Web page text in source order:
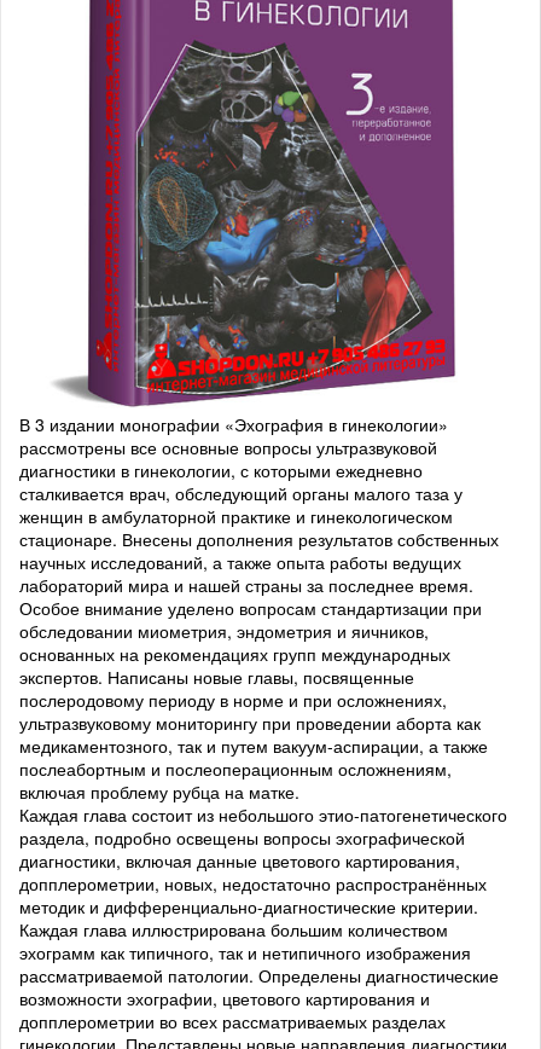
В 3 издании монографии «Эхография в гинекологии»
рассмотрены все основные вопросы ультразвуковой
диагностики в гинекологии, с которыми ежедневно
сталкивается врач, обследующий органы малого таза у
женщин в амбулаторной практике и гинекологическом
стационаре. Внесены дополнения результатов собственных
научных исследований, а также опыта работы ведущих
лабораторий мира и нашей страны за последнее время.
Особое внимание уделено вопросам стандартизации при
обследовании миометрия, эндометрия и яичников,
основанных на рекомендациях групп международных
экспертов. Написаны новые главы, посвященные
послеродовому периоду в норме и при осложнениях,
ультразвуковому мониторингу при проведении аборта как
медикаментозного, так и путем вакуум-аспирации, а также
послеабортным и послеоперационным осложнениям,
включая проблему рубца на матке.
Каждая глава состоит из небольшого этио-патогенетического
раздела, подробно освещены вопросы эхографической
диагностики, включая данные цветового картирования,
допплерометрии, новых, недостаточно распространённых
методик и дифференциально-диагностические критерии.
Каждая глава иллюстрирована большим количеством
эхограмм как типичного, так и нетипичного изображения
рассматриваемой патологии. Определены диагностические
возможности эхографии, цветового картирования и
допплерометрии во всех рассматриваемых разделах